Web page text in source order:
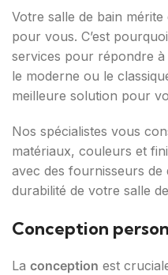
Votre salle de bain
pour vous. C’est
services pour répondre à
le moderne ou le
meilleure solution pour
Nos spécialistes vous
matériaux, couleurs et
avec des fournisseurs
durabilité de votre salle
Conception
La conception est